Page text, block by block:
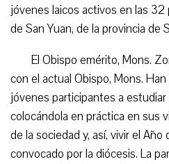
jóvenes laicos activos en las 32
de San Yuan, de la provincia de
El Obispo emérito, Mons.
con el actual Obispo, Mons.
jóvenes participantes a estudiar
colocándola en práctica en sus
de la sociedad y, así, vivir el Año
convocado por la diócesis. La